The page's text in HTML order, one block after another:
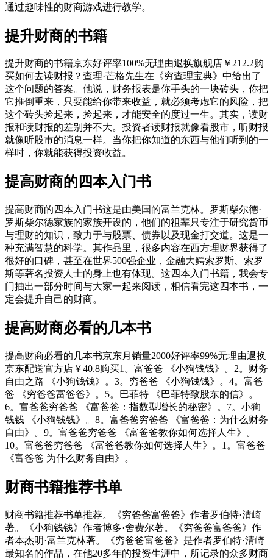
通过趣味性的财商游戏进行教学。
提升财商的书籍
提升财商的书籍京东好评率100%无理由退换旗舰店￥212.2购
买如何去读财报？查理·芒格先生在《穷查理宝典》中给出了
这个问题的答案。他说，财务报表是你手头的一块砖头，你把
它推倒重来，只要能给你带来收益，就必须考虑它的风险，把
这个砖头捡起来，捡起来，才能安全的度过一生。其实，读财
报和读财报的差别并不大。投资者读财报就像看股市，听财报
就像听股市的消息一样。当你把你知道的东西与他们听到的一
样时，你就能获得投资收益。
提高财商的四本入门书
提高财商的四本入门书这是由美国的富兰克林。罗斯柴尔德·
罗斯柴尔德家族的家族开设的，他们的祖辈只专注于研究货币
与理财的知识，致力于与股票、债券以及现金打交道。这是一
种充满智慧的科学。其作品里，很多内容在西方理财界获得了
很好的口碑，甚至在世界500强企业，金融大鳄索罗斯、索罗
斯等著名投资人士的身上也有体现。这四本入门书籍，我会专
门抽出一部分时间与大家一起来阅读，相信看完这四本书，一
定会提升自己的财商。
提高财商必看的几本书
提高财商必看的几本书京东月销量2000好评率99%无理由退换
京东配送官方店￥40.8购买1。富爸爸 《小狗钱钱》。2。财务
自由之路 《小狗钱钱》。3。穷爸爸 《小狗钱钱》。4。富爸
爸 《穷爸爸富爸爸》。5。巴菲特 《巴菲特致股东的信》。
6。富爸爸穷爸爸 《富爸爸：指数型增长的秘密》。7。小狗
钱钱 《小狗钱钱》。8。富爸爸穷爸爸 《富爸爸：为什么财务
自由》。9。富爸爸穷爸爸 《富爸爸教你如何选择人生》。
10。富爸爸穷爸爸 《富爸爸教你如何选择人生》。1。富爸爸
《富爸爸 为什么财务自由》。
财商书籍推荐书单
财商书籍推荐书单推荐。《穷爸爸富爸爸》作者罗伯特·清崎
著。《小狗钱钱》作者博多·舍费尔著。《穷爸爸富爸爸》作
者本杰明·富兰克林著。《穷爸爸富爸爸》是作者罗伯特·清崎
最知名的作品，在他20多年的投资生涯中，所记录的众多财商